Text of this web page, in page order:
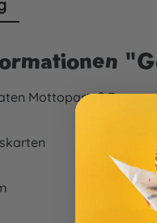
Mottoparty? Dann